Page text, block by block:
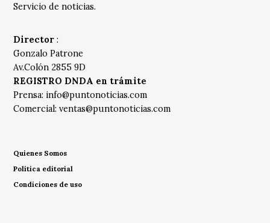
Servicio de noticias.
Director :
Gonzalo Patrone
Av.Colón 2855 9D
REGISTRO DNDA en trámite
Prensa: info@puntonoticias.com
Comercial:ventas@puntonoticias.com
Quienes Somos
Política editorial
Condiciones de uso